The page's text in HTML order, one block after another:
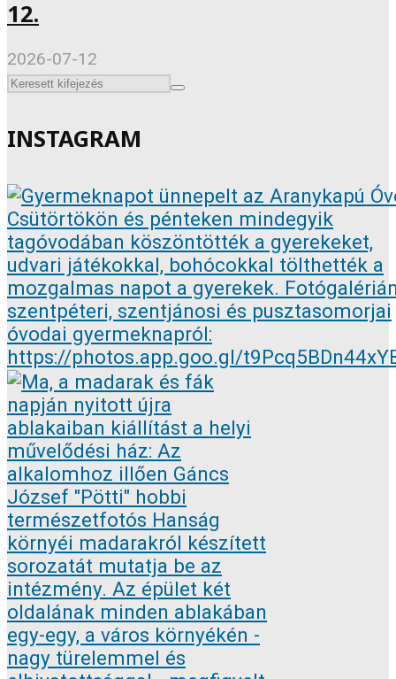
12.
2026-07-12
INSTAGRAM